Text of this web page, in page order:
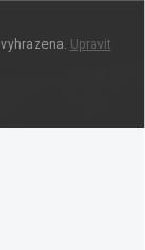
Upravit